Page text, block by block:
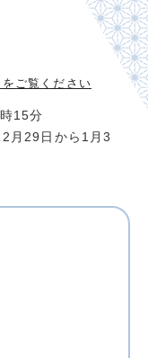
ご覧ください
15分
月29日から1月3